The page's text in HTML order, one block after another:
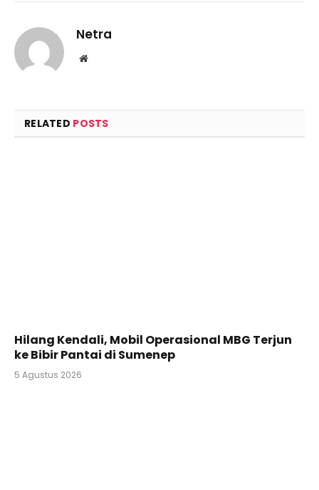
Netra
Website
RELATED POSTS
Hilang Kendali, Mobil Operasional MBG Terjun
ke Bibir Pantai di Sumenep
5 Agustus 2026